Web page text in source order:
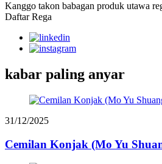
Kanggo takon babagan produk utawa
Daftar Rega
kabar paling anyar
31/12/2025
Cemilan Konjak (Mo Yu